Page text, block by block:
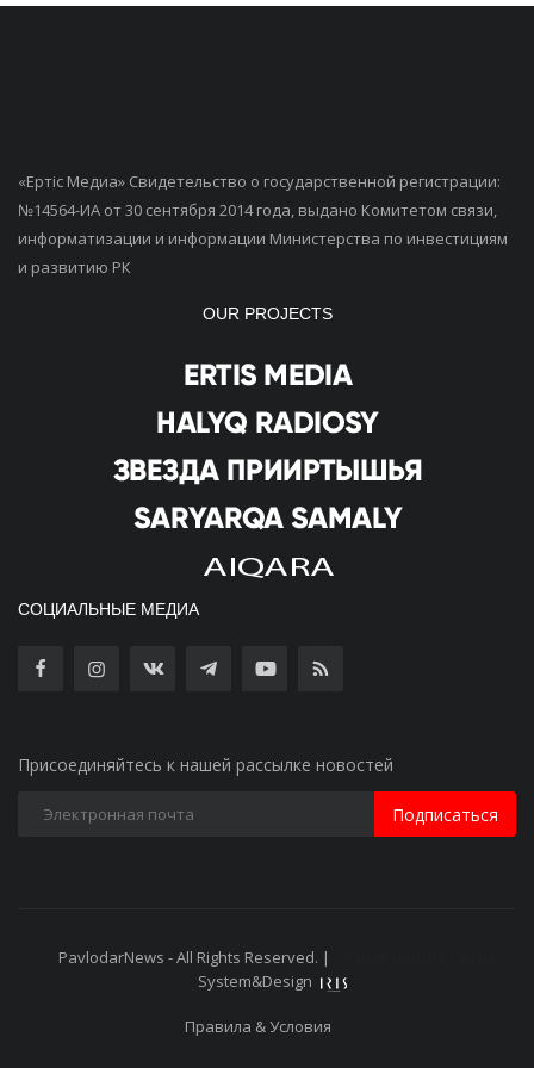
«Ертiс Медиа» Свидетельство о государственной регистрации:
№14564-ИА от 30 сентября 2014 года, выдано Комитетом связи,
информатизации и информации Министерства по инвестициям
и развитию РК
OUR PROJECTS
СОЦИАЛЬНЫЕ МЕДИА
Присоединяйтесь к нашей рассылке новостей
Подписаться
PavlodarNews - All Rights Reserved. |
System&Design
Правила & Условия